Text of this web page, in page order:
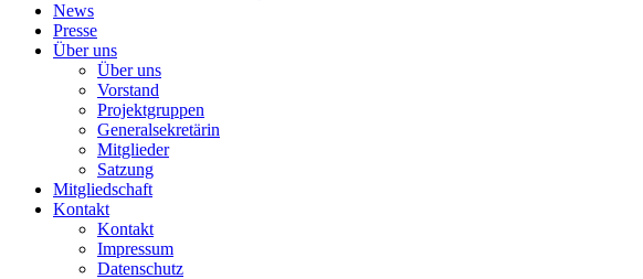
News
Presse
Über uns
Über uns
Vorstand
Projektgruppen
Generalsekretärin
Mitglieder
Satzung
Mitgliedschaft
Kontakt
Kontakt
Impressum
Datenschutz